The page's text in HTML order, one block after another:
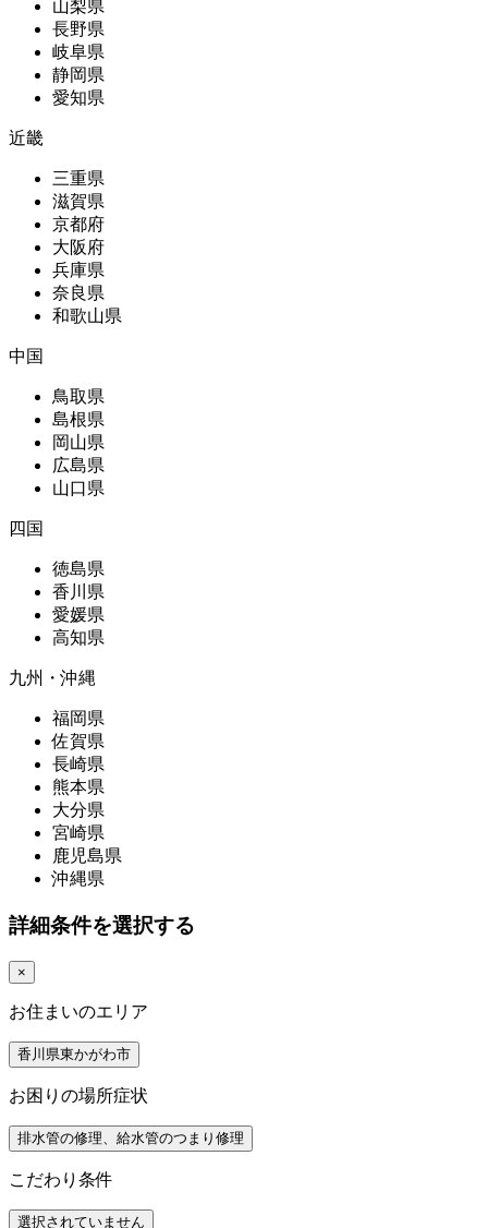
山梨県
長野県
岐阜県
静岡県
愛知県
近畿
三重県
滋賀県
京都府
大阪府
兵庫県
奈良県
和歌山県
中国
鳥取県
島根県
岡山県
広島県
山口県
四国
徳島県
香川県
愛媛県
高知県
九州・沖縄
福岡県
佐賀県
長崎県
熊本県
大分県
宮崎県
鹿児島県
沖縄県
詳細条件を選択する
×
お住まいのエリア
香川県東かがわ市
お困りの場所症状
排水管の修理、給水管のつまり修理
こだわり条件
選択されていません